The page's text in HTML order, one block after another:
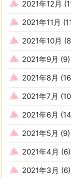
2021年12月
2021年11月
2021年10月
2021年9月 (9)
2021年8月
2021年7月
2021年6月
2021年5月 (9)
2021年4月 (6)
2021年3月 (6)